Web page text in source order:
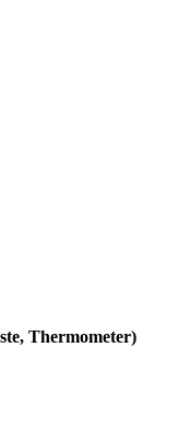
Thermometer)